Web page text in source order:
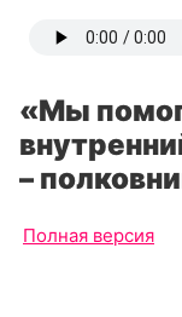
«Мы
–
Полная версия